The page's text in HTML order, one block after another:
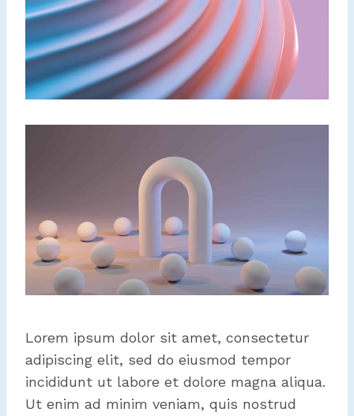
Lorem ipsum dolor sit amet, consectetur
adipiscing elit, sed do eiusmod tempor
incididunt ut labore et dolore magna aliqua.
Ut enim ad minim veniam, quis nostrud